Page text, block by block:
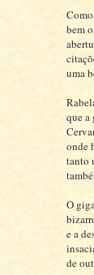
bem
uma
que a
onde
tanto
O
e a
de